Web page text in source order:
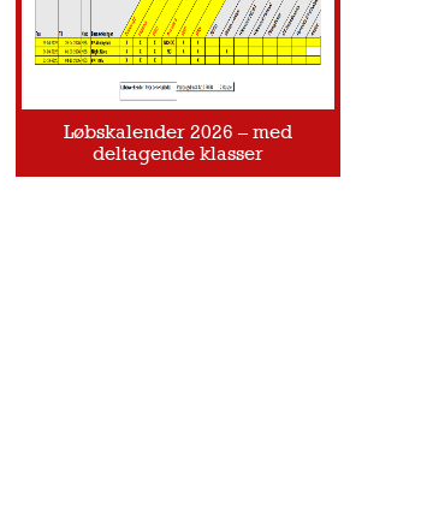
Løbskalender 2026 – med
deltagende klasser